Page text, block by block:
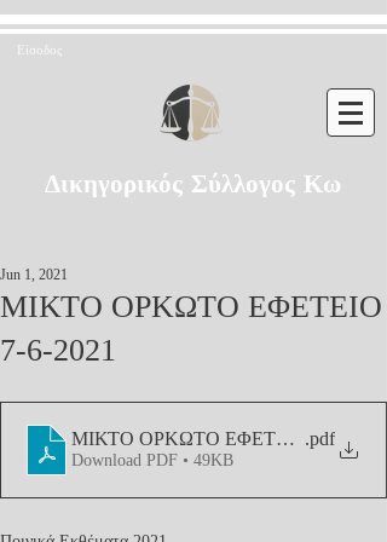
Είσοδος
Δικηγορικός Σύλλογος Κω
ΜΙΚΤΟ ΟΡΚΩΤΟ ΕΦΕΤΕΙΟ
7-6-2021
Jun 1, 2021
ΜΙΚΤΟ ΟΡΚΩΤΟ ΕΦΕΤΕΙΟ 7-6-2021
.pdf
Download PDF • 49KB